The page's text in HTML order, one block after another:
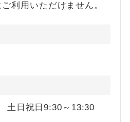
利用いただけません。
土日祝日9:30～13:30